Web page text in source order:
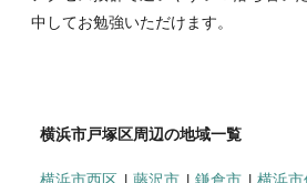
中してお勉強いただけます。
横浜市戸塚区周辺の地域一覧